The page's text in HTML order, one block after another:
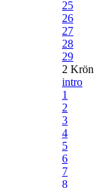
25
26
27
28
29
2 Krön
intro
1
2
3
4
5
6
7
8